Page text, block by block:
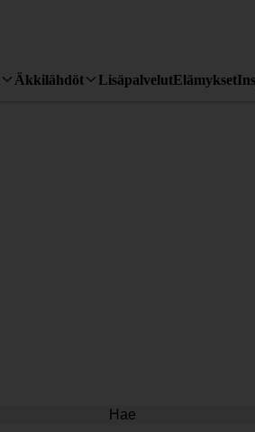
Äkkilähdöt LisäpalvelutElämykset
Hae